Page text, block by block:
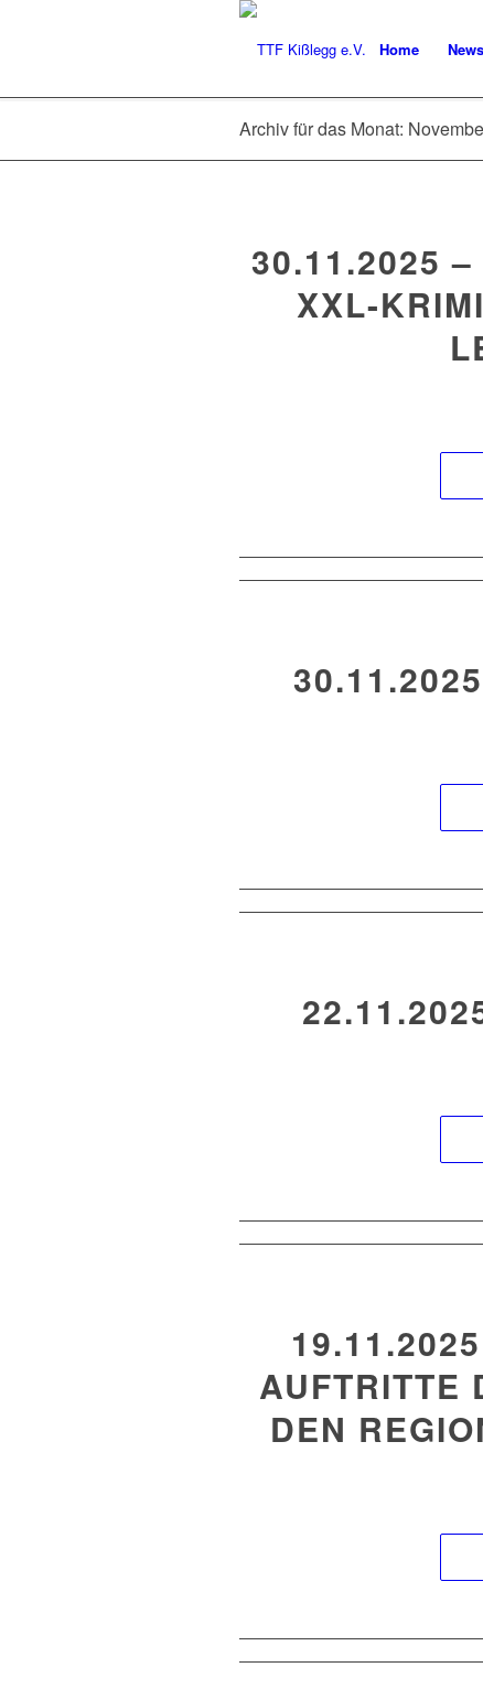
Home News
Archiv für das Monat:
30.11.2025
XXL-
AUFTRITTE
EN